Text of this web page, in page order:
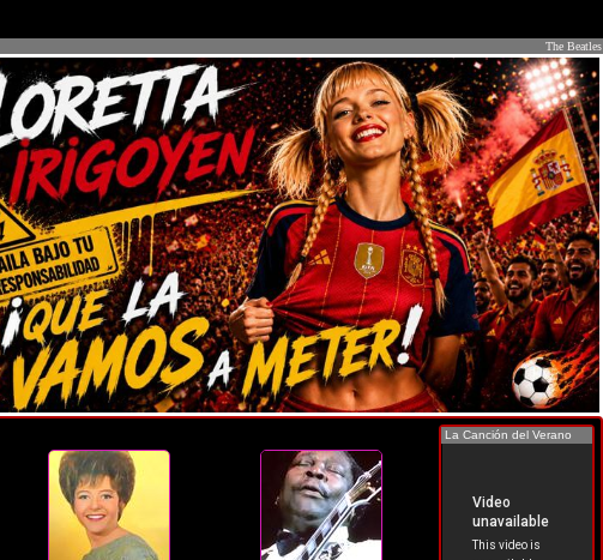
The Beatles
La Canción del Verano